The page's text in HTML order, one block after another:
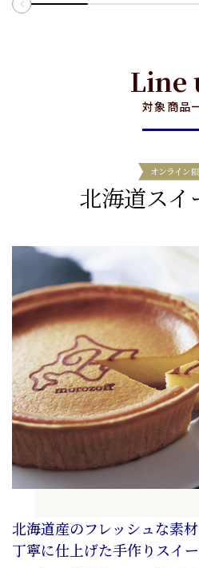
Line
対象商品
北海道スイ
北海道産のフレッシュな素
丁寧に仕上げた手作りスイ